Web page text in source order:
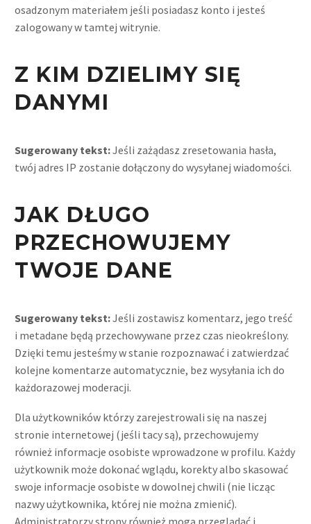
osadzonym materiałem jeśli posiadasz konto i jesteś
zalogowany w tamtej witrynie.
Z KIM DZIELIMY SIĘ
DANYMI
Sugerowany tekst:Jeśli zażądasz zresetowania hasła,
twój adres IP zostanie dołączony do wysyłanej wiadomości.
JAK DŁUGO
PRZECHOWUJEMY
TWOJE DANE
Sugerowany tekst:Jeśli zostawisz komentarz, jego treść
i metadane będą przechowywane przez czas nieokreślony.
Dzięki temu jesteśmy w stanie rozpoznawać i zatwierdzać
kolejne komentarze automatycznie, bez wysyłania ich do
każdorazowej moderacji.
Dla użytkowników którzy zarejestrowali się na naszej
stronie internetowej (jeśli tacy są), przechowujemy
również informacje osobiste wprowadzone w profilu. Każdy
użytkownik może dokonać wglądu, korekty albo skasować
swoje informacje osobiste w dowolnej chwili (nie licząc
nazwy użytkownika, której nie można zmienić).
Administratorzy strony również mogą przeglądać i